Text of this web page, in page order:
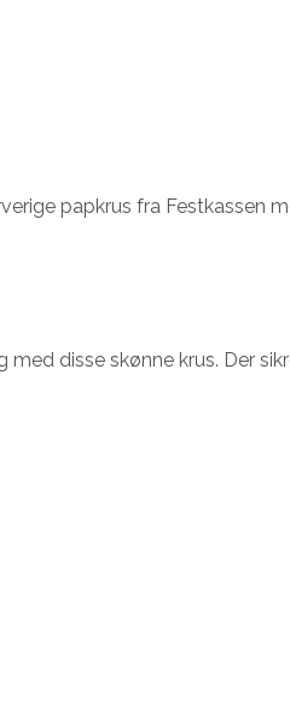
papkrus fra Festkassen
disse skønne krus. Der